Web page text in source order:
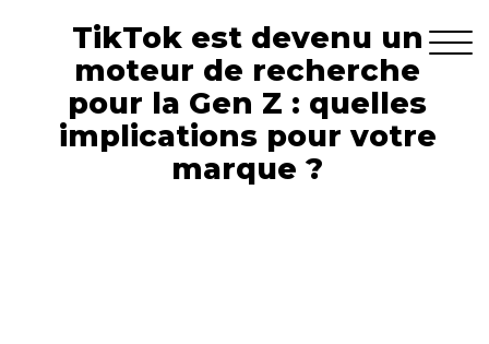
TikTok est devenu un
moteur de recherche
pour la Gen Z : quelles
implications pour votre
marque ?